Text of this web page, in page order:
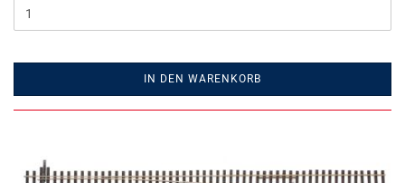
IN DEN WARENKORB